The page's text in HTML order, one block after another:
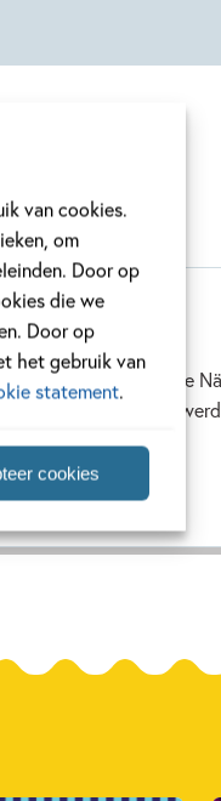
van cookies.
om
Door op
die we
Door op
het gebruik van
statement.
cookies
het Zweedse dorpje
leeftijd zwanger